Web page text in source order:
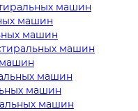
машин
машин
машин
машин
машин
машин
машин